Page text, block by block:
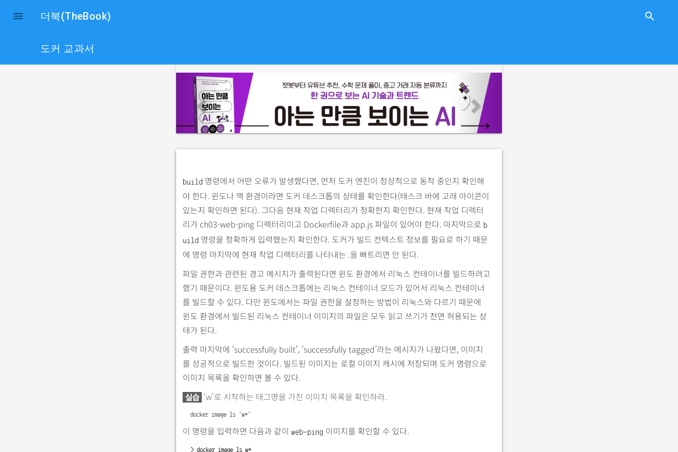
 더북(TheBook) search
도커 교과서
p
r
e
v
i
o
s
x
t
build 명령에서 어떤 오류가 발생했다면, 먼저 도커 엔진이 정상적으로 동작 중인지 확인해
야 한다. 윈도나 맥 환경이라면 도커 데스크톱의 상태를 확인한다(태스크 바에 고래 아이콘이
있는지 확인하면 된다). 그다음 현재 작업 디렉터리가 정확한지 확인한다. 현재 작업 디렉터
리가 ch03-web-ping 디렉터리이고 Dockerfile과 app.js 파일이 있어야 한다. 마지막으로 b
uild 명령을 정확하게 입력했는지 확인한다. 도커가 빌드 컨텍스트 정보를 필요로 하기 때문
에 명령 마지막에 현재 작업 디렉터리를 나타내는 .을 빠트리면 안 된다.
파일 권한과 관련된 경고 메시지가 출력된다면 윈도 환경에서 리눅스 컨테이너를 빌드하려고
했기 때문이다. 윈도용 도커 데스크톱에는 리눅스 컨테이너 모드가 있어서 리눅스 컨테이너
를 빌드할 수 있다. 다만 윈도에서는 파일 권한을 설정하는 방법이 리눅스와 다르기 때문에
윈도 환경에서 빌드된 리눅스 컨테이너 이미지의 파일은 모두 읽고 쓰기가 전면 허용되는 상
태가 된다.
출력 마지막에 ‘successfully built’, ‘successfully tagged’라는 메시지가 나왔다면, 이미지
를 성공적으로 빌드한 것이다. 빌드된 이미지는 로컬 이미지 캐시에 저장되며 도커 명령으로
이미지 목록을 확인하면 볼 수 있다.
실습 ‘w’로 시작하는 태그명을 가진 이미지 목록을 확인하라.
docker image ls 'w*'
이 명령을 입력하면 다음과 같이 web-ping 이미지를 확인할 수 있다.
> docker image ls w*